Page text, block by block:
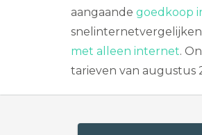
aangaande goedkoop
met alleen internet.
tarieven van augustus